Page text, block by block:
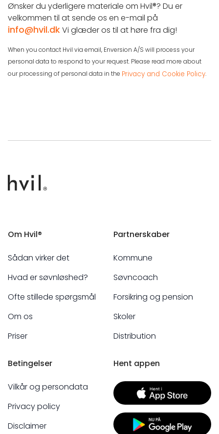
Ønsker du yderligere materiale om Hvil®? Du er
velkommen til at sende os en e-mail på
info@hvil.dkVi glæder os til at høre fra dig!
When you contact Hvil via email, Enversion A/S will process your
personal data to respond to your request. Please read more about
our processing of personal data in the Privacy and Cookie Policy.
Om Hvil®
Sådan virker det
Hvad er søvnløshed?
Ofte stillede spørgsmål
Om os
Priser
Partnerskaber
Kommune
Søvncoach
Forsikring og pension
Skoler
Distribution
Betingelser
Vilkår og persondata
Privacy policy
Disclaimer
Hent appen